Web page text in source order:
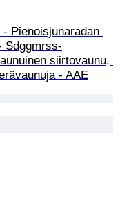
Pienoisjunaradan
Sdggmrss-
siirtovaunu,
- AAE